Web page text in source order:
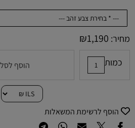
מחיר: ₪1,190
כמות הוסף לסל
הוסף לרשימת המשאלות